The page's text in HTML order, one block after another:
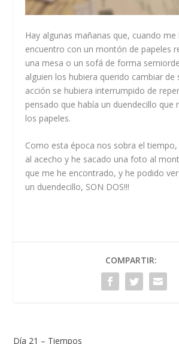
Hay algunas mañanas que, cuando
encuentro con un montón de papeles
una mesa o un sofá de forma
alguien los hubiera querido cambiar de
acción se hubiera interrumpido de
pensado que había un duendecillo que
los papeles.
Como esta época nos sobra el
al acecho y he sacado una foto al
que me he encontrado, y he podido
un duendecillo, SON DOS!!!
COMPARTIR:
Día 21 – Tiempos